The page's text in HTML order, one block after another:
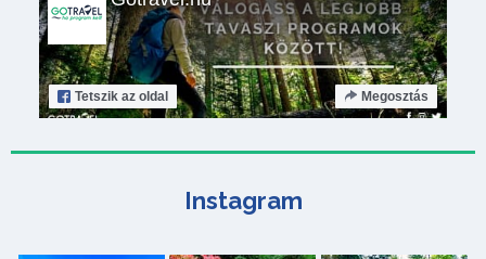
Tetszik az oldal Megosztás
Instagram